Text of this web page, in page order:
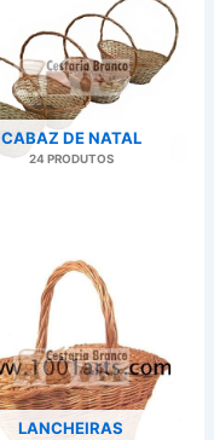
CABAZ DE NATAL
24 PRODUTOS
LANCHEIRAS